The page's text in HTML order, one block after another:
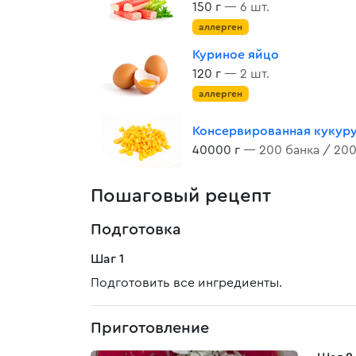
150 г — 6 шт.
аллерген
Куриное яйцо
120 г — 2 шт.
аллерген
Консервированная
40000 г — 200 банка /
Пошаговый рецепт
Подготовка
Шаг 1
Подготовить все ингредиенты.
Приготовление